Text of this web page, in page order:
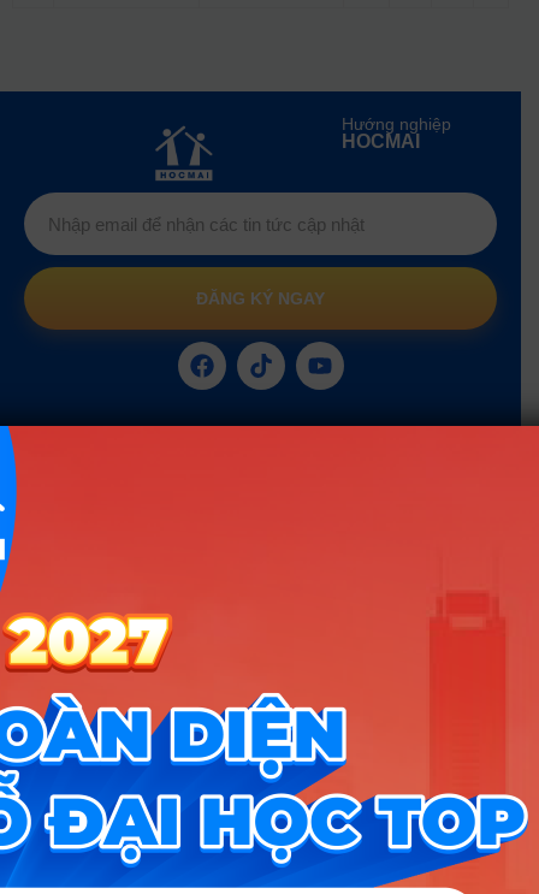
Hướng nghiệp
HOCMAI
ĐĂNG KÝ NGAY
Tin tuyển sinh vào 10
Tin tuyển sinh Đại học
Về chúng tôi
Liên hệ
Điều khoản dịch vụ
Chính sách bảo mật